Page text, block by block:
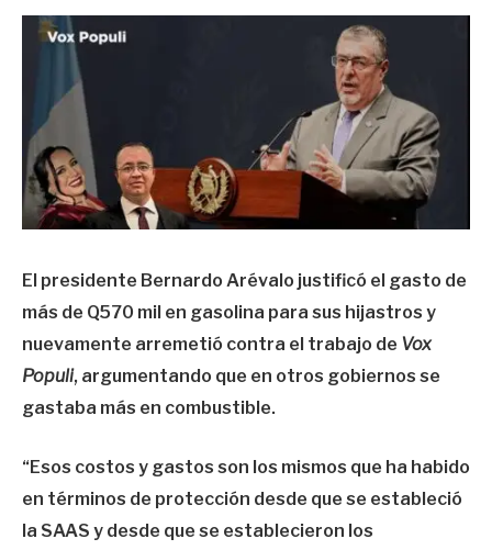
El presidente Bernardo Arévalo justificó el gasto de
más de Q570 mil en gasolina para sus hijastros y
nuevamente arremetió contra el trabajo de Vox
Populi, argumentando que en otros gobiernos se
gastaba más en combustible.
“Esos costos y gastos son los mismos que ha habido
en términos de protección desde que se estableció
la SAAS y desde que se establecieron los